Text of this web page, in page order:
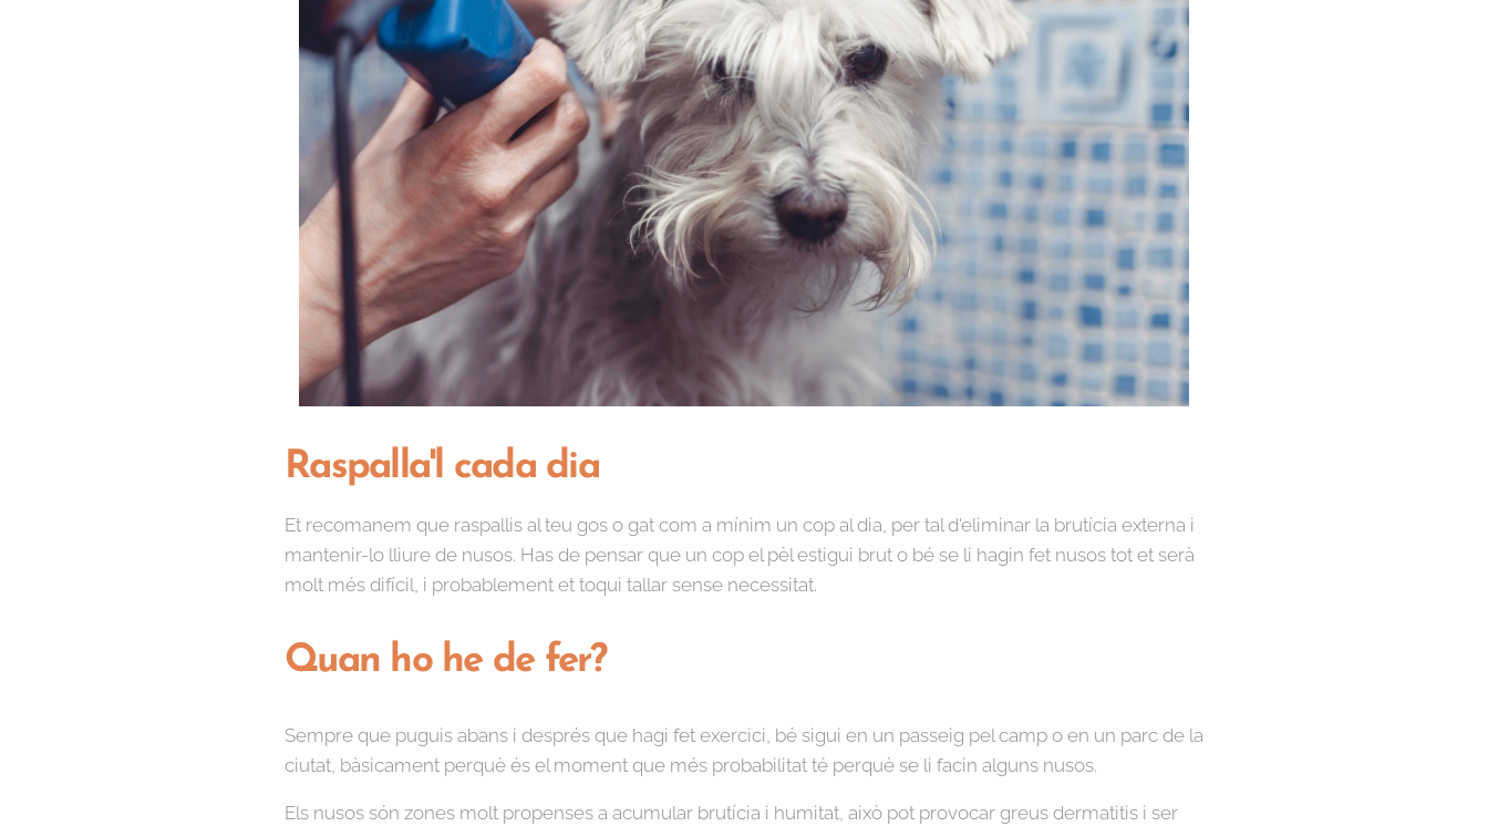
Raspalla'l cada dia
Et recomanem que raspallis al teu gos o gat com a mínim un cop al dia, per tal d'eliminar la brutícia externa i
mantenir-lo lliure de nusos. Has de pensar que un cop el pèl estigui brut o bé se li hagin fet nusos tot et serà
molt més difícil, i probablement et toqui tallar sense necessitat.
Quan ho he de fer?
Sempre que puguis abans i després que hagi fet exercici, bé sigui en un passeig pel camp o en un parc de la
ciutat, bàsicament perquè és el moment que més probabilitat té perquè se li facin alguns nusos.
Els nusos són zones molt propenses a acumular brutícia i humitat, això pot provocar greus dermatitis i ser